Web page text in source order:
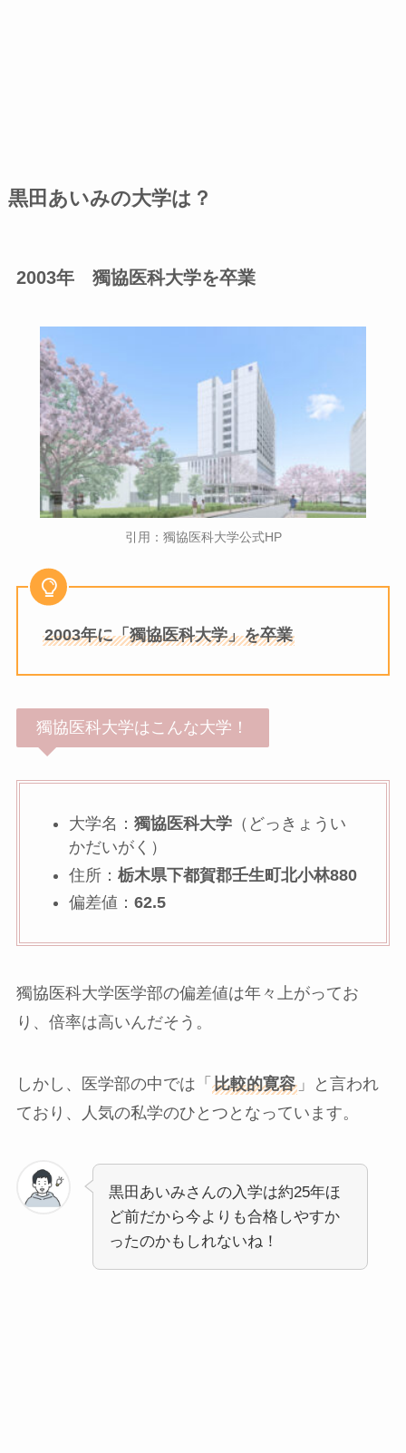
黒田あいみの大学は？
2003年 獨協医科大学を卒業
引用：獨協医科大学公式HP
2003年に「獨協医科大学」を卒業
獨協医科大学はこんな大学！
大学名： 獨協医科大学（どっきょうい
かだいがく）
住所： 栃木県下都賀郡壬生町北小林880
偏差値： 62.5
獨協医科大学医学部の偏差値は年々上がってお
り、倍率は高いんだそう。
しかし、医学部の中では「 比較的寛容」と言われ
ており、人気の私学のひとつとなっています。
黒田あいみさんの入学は約25年ほ
ど前だから今よりも合格しやすか
ったのかもしれないね！